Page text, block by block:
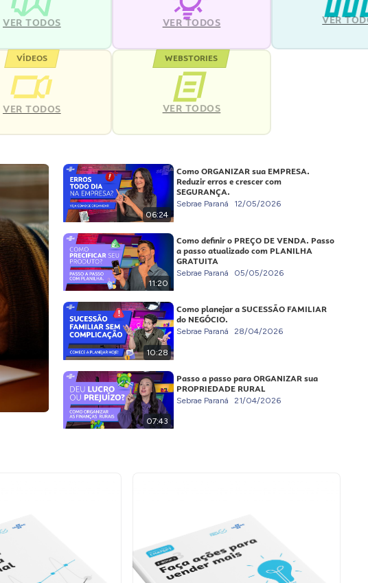
VER TODOS VER TODOS VER
VÍDEOS
VER TODOS
WEBSTORIES
VER TODOS
06:24
Como ORGANIZAR sua EMPRESA.
Reduzir erros e crescer com
SEGURANÇA.
Sebrae Paraná 12/05/2026
11:20
Como definir o PREÇO DE VENDA. Passo
a passo atualizado com PLANILHA
GRATUITA
Sebrae Paraná 05/05/2026
10:28
Como planejar a SUCESSÃO FAMILIAR
do NEGÓCIO.
Sebrae Paraná 28/04/2026
07:43
Passo a passo para ORGANIZAR sua
PROPRIEDADE RURAL
Sebrae Paraná 21/04/2026